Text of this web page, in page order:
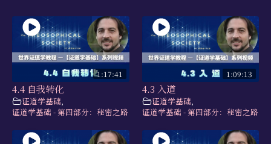
1:17:41
4.4 自我转化
证道学基础,
证道学基础 - 第四部分：秘密之路
1:09:13
4.3 入道
证道学基础,
证道学基础 - 第四部分：秘密之路